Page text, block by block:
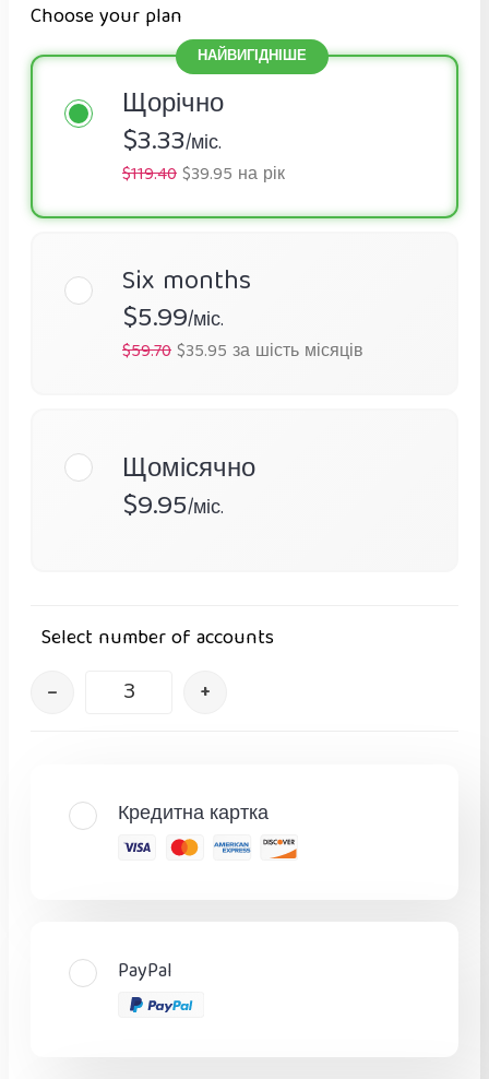
Choose your plan
Щорічно
$3.33/міс.
$119.40$39.95 на рік
Six months
$5.99/міс.
$59.70$35.95 за шість місяців
Щомісячно
$9.95/міс.
Select number of accounts
– +
Кредитна картка
PayPal